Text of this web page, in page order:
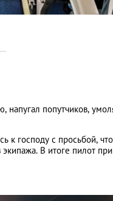
попутчиков,
к господу с просьбой,
экипажа. В итоге пилот